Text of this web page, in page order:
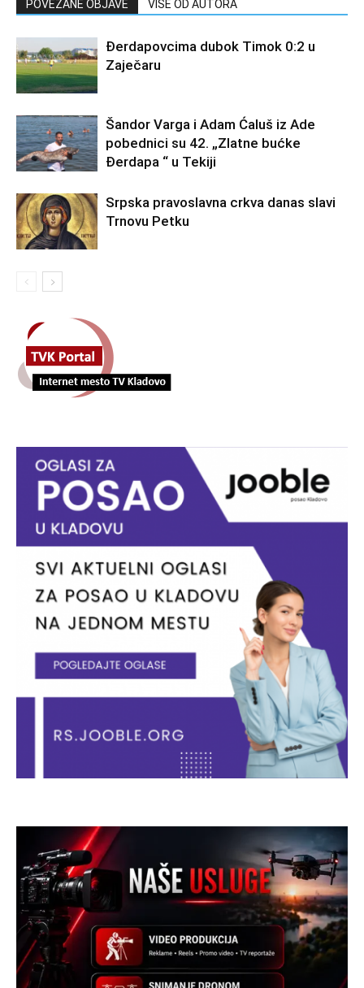
POVEZANE OBJAVE VIŠE OD AUTORA
Đerdapovcima dubok Timok 0:2 u
Zaječaru
Šandor Varga i Adam Ćaluš iz Ade
pobednici su 42. „Zlatne bućke
Đerdapa “ u Tekiji
Srpska pravoslavna crkva danas slavi
Trnovu Petku